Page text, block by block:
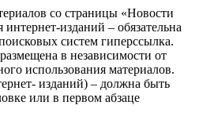
со страницы «Новости
изданий – обязательна
систем гиперссылка.
в независимости от
использования материалов.
изданий) – должна быть
или в первом абзаце